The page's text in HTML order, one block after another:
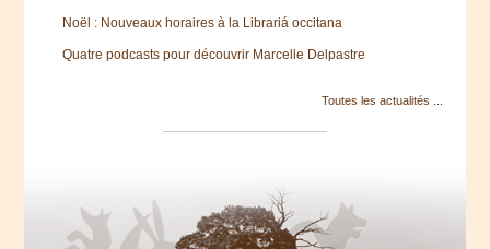
Noël : Nouveaux horaires à la Librariá occitana
Quatre podcasts pour découvrir Marcelle Delpastre
Toutes les actualités ...